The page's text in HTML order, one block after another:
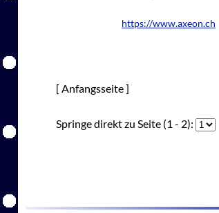
https://www.axeon.ch
[ Anfangsseite ]
Springe direkt zu Seite (1 - 2):